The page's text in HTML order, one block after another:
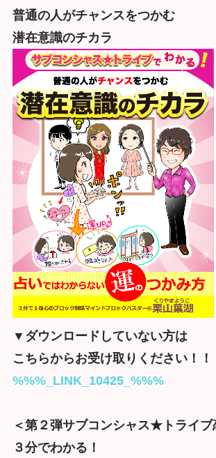
普通の人がチャンスをつかむ
潜在意識のチカラ
▼ダウンロードしていない方は
こちらからお受け取りください！
%%%_LINK_10425_%%%
＜第２弾サブコンシャス★トライブ
３分でわかる！